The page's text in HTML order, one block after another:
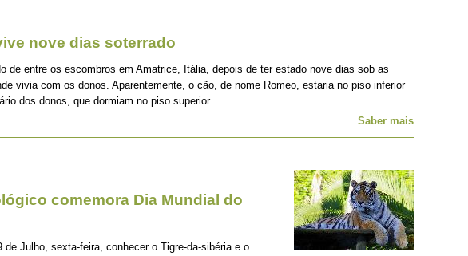
nove dias soterrado
de entre os escombros em Amatrice, Itália, depois de ter estado nove dias sob as
vivia com os donos. Aparentemente, o cão, de nome Romeo, estaria no piso inferior
dos donos, que dormiam no piso superior.
Saber mais
comemora Dia Mundial do
de Julho, sexta-feira, conhecer o Tigre-da-sibéria e o